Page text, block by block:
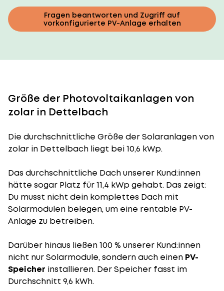
Fragen beantworten und Zugriff auf
vorkonfigurierte PV-Anlage erhalten
Größe der Photovoltaikanlagen von
zolar in Dettelbach
Die durchschnittliche Größe der Solaranlagenvon
zolar in Dettelbach liegt bei 10,6 kWp.
Das durchschnittliche Dach unserer Kund:innen
hätte sogar Platz für 11,4 kWp gehabt. Das zeigt:
Du musst nicht dein komplettes Dach mit
Solarmodulen belegen, um eine rentable PV-
Anlage zu betreiben.
Darüber hinaus ließen 100 % unserer Kund:innen
nicht nur Solarmodule, sondern auch einen PV-
Speicher installieren. Der Speicher fasst im
Durchschnitt 9,6 kWh.